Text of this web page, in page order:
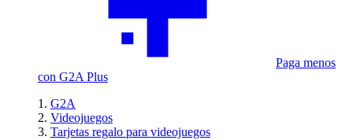
Paga menos
con G2A Plus
G2A
Videojuegos
Tarjetas regalo para videojuegos